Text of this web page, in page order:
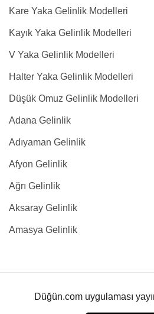
Kare Yaka Gelinlik Modelleri
Kayık Yaka Gelinlik Modelleri
V Yaka Gelinlik Modelleri
Halter Yaka Gelinlik Modelleri
Düşük Omuz Gelinlik Modelleri
Adana Gelinlik
Adıyaman Gelinlik
Afyon Gelinlik
Ağrı Gelinlik
Aksaray Gelinlik
Amasya Gelinlik
Düğün.com uygulaması